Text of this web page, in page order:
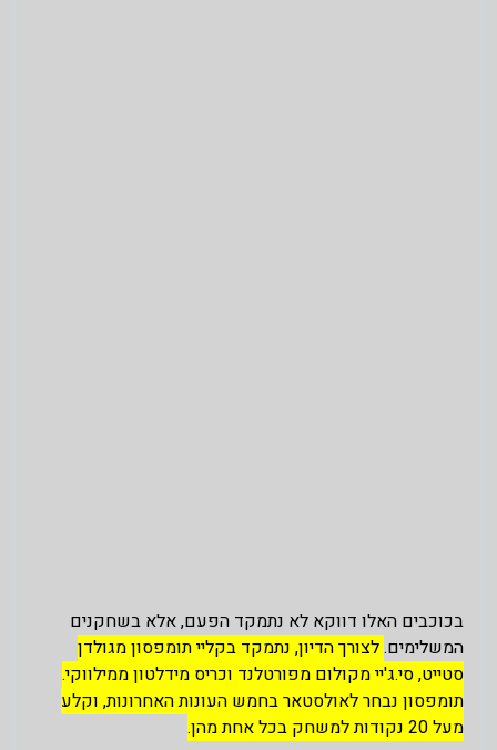
בכוכבים האלו דווקא לא נתמקד הפעם, אלא בשחקנים
המשלימים.לצורך הדיון, נתמקד בקליי תומפסון מגולדן
סטייט, סי.ג'יי מקולום מפורטלנד וכריס מידלטון ממילווקי.
תומפסון נבחר לאולסטאר בחמש העונות האחרונות, וקלע
מעל 20 נקודות למשחק בכל אחת מהן.